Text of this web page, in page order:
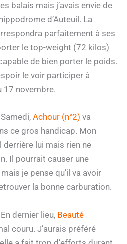
balais mais j’avais envie de
d’Auteuil. La
parfaitement à ses
le top-weight (72 kilos)
de bien porter le poids.
le voir participer à
17 novembre.
Achour (n°2) va
ce gros handicap. Mon
derrière lui mais rien ne
Il pourrait causer une
je pense qu’il va avoir
la bonne carburation.
dernier lieu, Beauté
couru. J’aurais préféré